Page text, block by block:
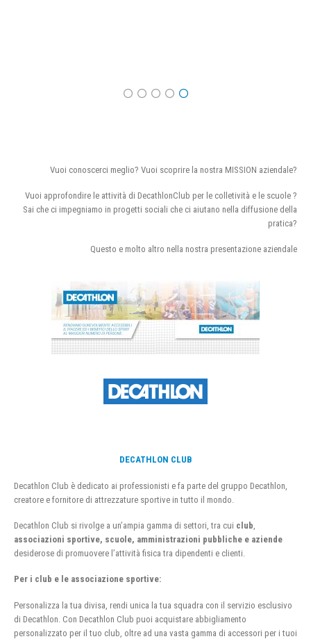
Vuoi conoscerci meglio? Vuoi scoprire la nostra MISSION aziendale?
Vuoi approfondire le attività di DecathlonClub per le colletività e le scuole ?
Sai che ci impegniamo in progetti sociali che ci aiutano nella diffusione della
pratica?
Questo e molto altro nella nostra presentazione aziendale
DECATHLON CLUB
Decathlon Club è dedicato ai professionisti e fa parte del gruppo Decathlon,
creatore e fornitore di attrezzature sportive in tutto il mondo.
Decathlon Club si rivolge a un’ampia gamma di settori, tra cui club
associazioni sportive, scuole, amministrazioni pubbliche e aziende
desiderose di promuovere l’attività fisica tra dipendenti e clienti.
Per i club e le associazione sportive:
Personalizza la tua divisa, rendi unica la tua squadra con il servizio esclusivo
di Decathlon. Con Decathlon Club puoi acquistare abbigliamento
personalizzato per il tuo club, oltre ad una vasta gamma di accessori per i tuoi